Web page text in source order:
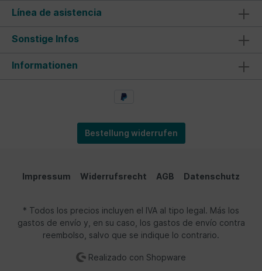
Línea de asistencia
Sonstige Infos
Informationen
Bestellung widerrufen
Impressum Widerrufsrecht AGB Datenschutz
* Todos los precios incluyen el IVA al tipo legal. Más los
gastos de envío y, en su caso, los gastos de envío contra
reembolso, salvo que se indique lo contrario.
Realizado con Shopware